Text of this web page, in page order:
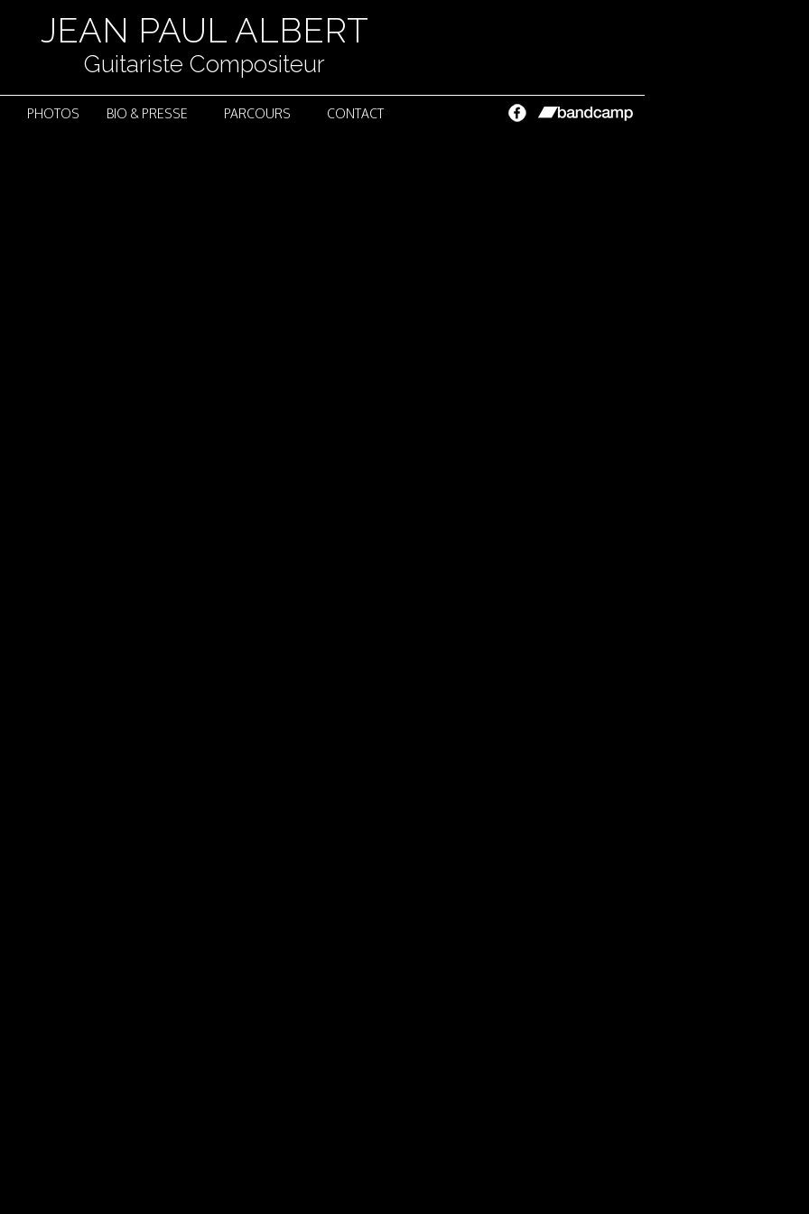
JEAN PAUL ALBERT
Guitariste Compositeur
PHOTOS BIO & PRESSE PARCOURS CONTACT